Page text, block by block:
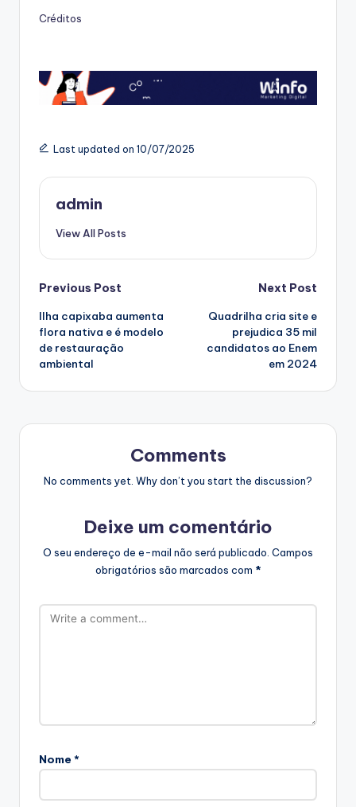
Créditos
Last updated on 10/07/2025
admin
View All Posts
Post
navigation
Previous Post
Ilha capixaba aumenta
flora nativa e é modelo
de restauração
ambiental
Next Post
Quadrilha cria site e
prejudica 35 mil
candidatos ao Enem
em 2024
Comments
No comments yet. Why don’t you start the discussion?
Deixe um comentário
O seu endereço de e-mail não será publicado. Campos
obrigatórios são marcados com *
Nome *